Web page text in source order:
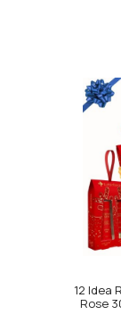
12 Idea
Rose